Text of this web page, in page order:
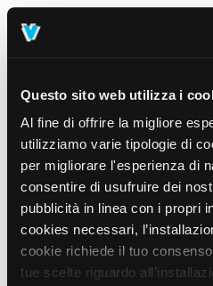
Questo sito web utilizza i
Al fine di offrire la migliore
utilizziamo varie tipologie di
per migliorare l'esperienza di
consentire di usufruire dei
pubblicità in linea con i propri
cookies necessari,
cookie richiede il tuo
tue scelte riguardo